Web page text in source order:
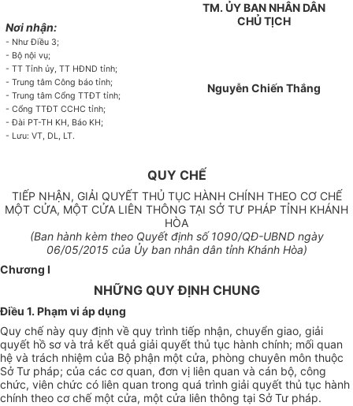
Nơi nhận:
- Như Điều 3;
- Bộnộivụ;
-TT Tỉnh ủy, TT HĐND tỉnh;
-Trung tâm Công báo tỉnh;
-Trung tâm Cổng TTĐT tỉnh;
-Cổng TTĐT CCHC tỉnh;
-Đài PT-TH KH, Báo KH;
- Lưu: VT, DL, LT.
TM. ỦY BAN NHÂN DÂN
CHỦTỊCH
Nguyễn Chiến Thắng
QUY CHẾ
TIẾP NHẬN, GIẢI QUYẾT THỦ TỤC HÀNH CHÍNH THEO CƠ CHẾ
MỘT CỬA, MỘT CỬA LIÊN THÔNG TẠI SỞ TƯ PHÁP TỈNH KHÁNH
HÒA
(Ban hành kèm theo Quyết định số1090/QĐ-UBND ngày
06/05/2015 của Ủy ban nhân dân tỉnh Khánh Hòa)
Chương I
NHỮNG QUY ĐỊNH CHUNG
Điều 1. Phạm vi áp dụng
Quy chế này quy định về quy trình tiếp nhận, chuyển giao, giải
quyết hồ sơ và trả kết quả giải quyết thủ tục hành chính; mối quan
hệ và trách nhiệm của Bộ phận một cửa, phòng chuyên môn thuộc
Sở Tư pháp; của các cơ quan, đơn vị liên quan và cán bộ, công
chức, viên chức có liên quan trong quá trình giải quyết thủ tục hành
chính theo cơ chế một cửa, một cửa liên thông tại Sở Tư pháp.